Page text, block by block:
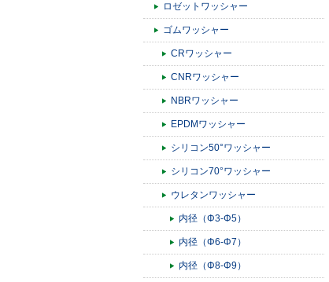
ロゼットワッシャー
ゴムワッシャー
CRワッシャー
CNRワッシャー
NBRワッシャー
EPDMワッシャー
シリコン50°ワッシャー
シリコン70°ワッシャー
ウレタンワッシャー
内径（Φ3-Φ5）
内径（Φ6-Φ7）
内径（Φ8-Φ9）